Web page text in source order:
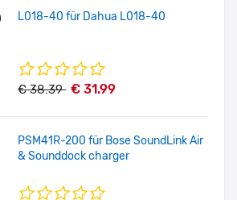
L018-40 für Dahua L018-40
€ 38.39 € 31.99
PSM41R-200 für Bose SoundLink Air
& Sounddock charger